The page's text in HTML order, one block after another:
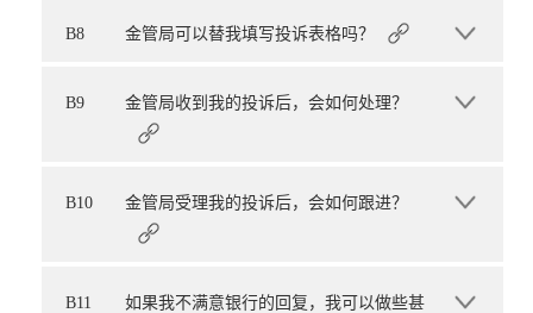
B8 金管局可以替我填写投诉表格吗？
B9 金管局收到我的投诉后，会如何处理？
B10 金管局受理我的投诉后，会如何跟进？
B11
如果我不满意银行的回复，我可以做些甚